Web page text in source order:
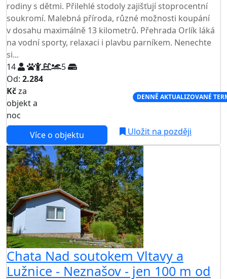
rodiny s dětmi. Přilehlé stodoly zajišťují stoprocentní
soukromí. Malebná příroda, různé možnosti koupání
v dosahu maximálně 13 kilometrů. Přehrada Orlík láká
na vodní sporty, relaxaci i plavbu parníkem. Nenechte
si...
14
5
Od: 2.284
Kčza
objekt a
noc
DENNĚ AKTUALIZOVANÉ
Více o objektu Uložit na později
Chata Nad soutokem Vltavy a
Lužnice - Neznašov - jen 100 m od